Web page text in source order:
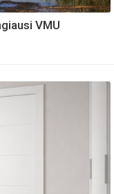
VMU